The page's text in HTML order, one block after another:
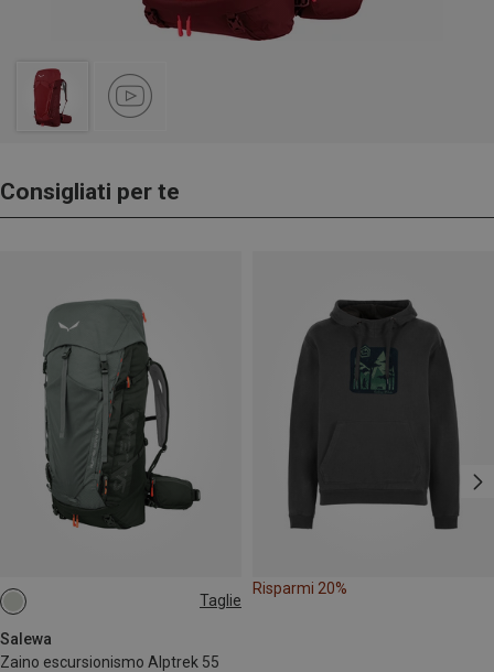
Consigliati per te
Taglie
Salewa
Zaino escursionismo Alptrek 55
55L
Risparmi 20%